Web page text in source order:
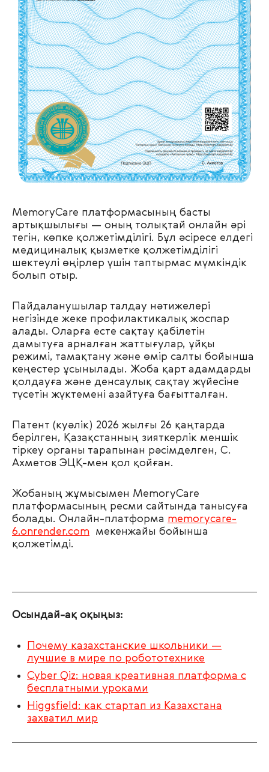
MemoryCare платформасының басты
артықшылығы — оның толықтай онлайн әрі
тегін, көпке қолжетімділігі. Бұл әсіресе елдегі
медициналық қызметке қолжетімділігі
шектеулі өңірлер үшін таптырмас мүмкіндік
болып отыр.
Пайдаланушылар талдау нәтижелері
негізінде жеке профилактикалық жоспар
алады. Оларға есте сақтау қабілетін
дамытуға арналған жаттығулар, ұйқы
режимі, тамақтану және өмір салты бойынша
кеңестер ұсынылады. Жоба қарт адамдарды
қолдауға және денсаулық сақтау жүйесіне
түсетін жүктемені азайтуға бағытталған.
Патент (куәлік) 2026 жылғы 26 қаңтарда
берілген, Қазақстанның зияткерлік меншік
тіркеу органы тарапынан рәсімделген, С.
Ахметов ЭЦҚ-мен қол қойған.
Жобаның жұмысымен MemoryCare
платформасының ресми сайтында танысуға
болады. Онлайн-платформа memorycare-
6.onrender.com мекенжайы бойынша
қолжетімді.
Осындай-ақ оқыңыз:
Почему казахстанские школьники —
лучшие в мире по робототехнике
Cyber Qiz: новая креативная платформа с
бесплатными уроками
Higgsfield: как стартап из Казахстана
захватил мир